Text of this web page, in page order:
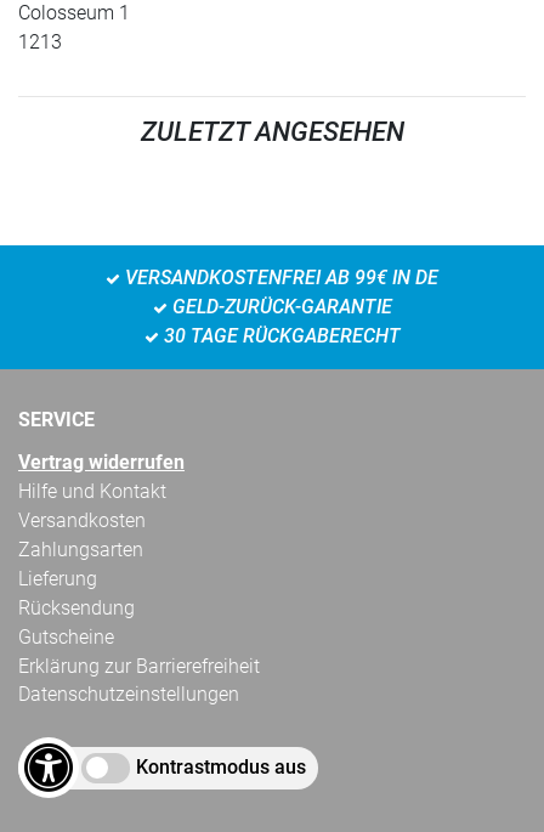
Colosseum 1
1213
ZULETZT ANGESEHEN
VERSANDKOSTENFREI AB 99€ IN DE
GELD-ZURÜCK-GARANTIE
30 TAGE RÜCKGABERECHT
SERVICE
Vertrag widerrufen
Hilfe und Kontakt
Versandkosten
Zahlungsarten
Lieferung
Rücksendung
Gutscheine
Erklärung zur Barrierefreiheit
Datenschutzeinstellungen
Kontrastmodus aus